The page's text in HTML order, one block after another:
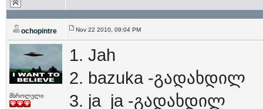
ochopintre Nov 22 2010, 09:04 PM
მსროლელი
1. Jah
2. bazuka -გადახდილ
3. ja_ja -გადახდილ